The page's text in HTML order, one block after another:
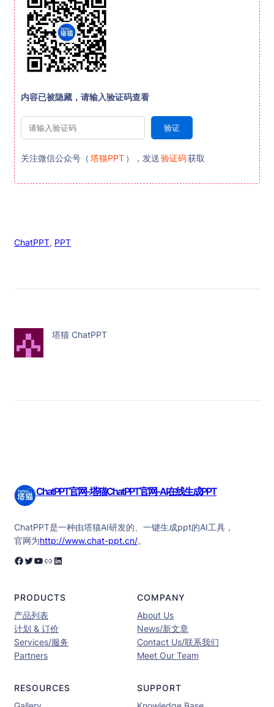
内容已被隐藏，请输入验证码查看
关注微信公众号（ 塔猫PPT ），发送验证码获取
ChatPPT, PPT
塔猫 ChatPPT
ChatPPT官网-塔猫ChatPPT官网-AI在线生成PPT
ChatPPT是一种由塔猫AI研发的、一键生成ppt的AI工具，
官网为http://www.chat-ppt.cn/。
Facebook Twitter YouTube 链接 LinkedIn
PRODUCTS
产品列表
计划 & 订价
Services/服务
Partners
COMPANY
About Us
News/新文章
Contact Us/联系我们
Meet Our Team
RESOURCES
SUPPORT